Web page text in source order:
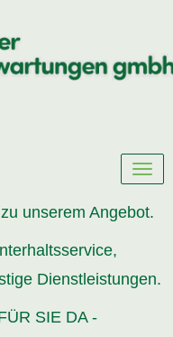
unserem Angebot.
Dienstleistungen.
SIE DA -